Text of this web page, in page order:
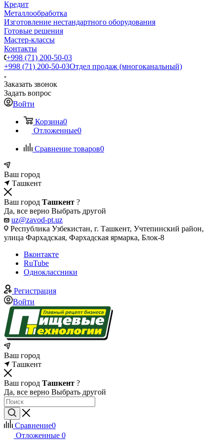
Кредит
Металлообработка
Изготовление нестандартного оборудования
Готовые решения
Мастер-классы
Контакты
+998 (71) 200-50-03
+998 (71) 200-50-03Отдел продаж (многоканальный)
Заказать звонок
Задать вопрос
Войти
Корзина0
Отложенные0
Сравнение товаров0
Ваш город
Ташкент
Ваш город Ташкент ?
Да, все верно Выбрать другой
uz@zavod-pt.uz
Республика Узбекистан, г. Ташкент, Учтепинский район,
улица Фархадская, Фархадская ярмарка, Блок-8
Вконтакте
RuTube
Одноклассники
Регистрация
Войти
Ваш город
Ташкент
Ваш город Ташкент ?
Да, все верно Выбрать другой
Сравнение0
Отложенные 0